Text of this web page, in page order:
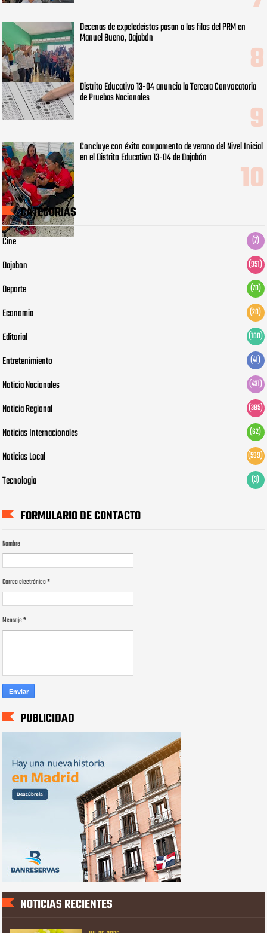
Decenas de expeledeistas pasan a las filas del PRM en
Manuel Bueno, Dajabón
Distrito Educativo 13-04 anuncia la Tercera Convocatoria
de Pruebas Nacionales
Concluye con éxito campamento de verano del Nivel Inicial
en el Distrito Educativo 13-04 de Dajabón
CATEGORIAS
Cine (7)
Dajabon (951)
Deporte (70)
Economia (20)
Editorial (100)
Entretenimiento (41)
Noticia Nacionales (431)
Noticia Regional (385)
Noticias Internacionales (62)
Noticias Local (599)
Tecnologia (3)
FORMULARIO DE CONTACTO
Nombre
Correo electrónico*
Mensaje*
PUBLICIDAD
NOTICIAS RECIENTES